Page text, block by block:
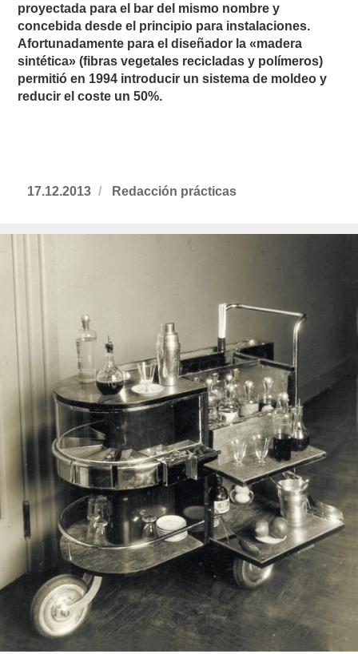
proyectada para el bar del mismo nombre y
concebida desde el principio para instalaciones.
Afortunadamente para el diseñador la «madera
sintética» (fibras vegetales recicladas y polímeros)
permitió en 1994 introducir un sistema de moldeo y
reducir el coste un 50%.
Publicado
17.12.2013
https://www.experimenta.es/author/
Redacción prácticas